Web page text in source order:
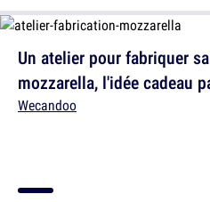
Un atelier pour fabriquer sa
mozzarella, l'idée cadeau
Wecandoo